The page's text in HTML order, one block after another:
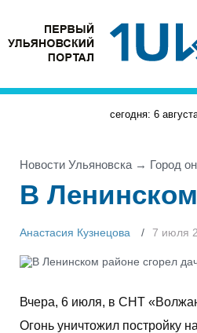
сегодня: 6
Новости Ульяновска → Город
В
Анастасия Кузнецова 7 июля
Вчера, 6 июля, в СНТ
Огонь уничтожил постройку